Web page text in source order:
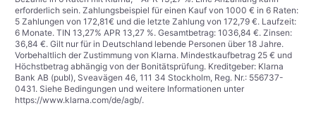
erforderlich sein. Zahlungsbeispiel für einen Kauf von 1000 € in 6 Raten:
5 Zahlungen von 172,81€ und die letzte Zahlung von 172,79 €. Laufzeit:
6 Monate. TIN 13,27% APR 13,27 %. Gesamtbetrag: 1036,84 €. Zinsen:
36,84 €. Gilt nur für in Deutschland lebende Personen über 18 Jahre.
Vorbehaltlich der Zustimmung von Klarna. Mindestkaufbetrag 25 € und
Höchstbetrag abhängig von der Bonitätsprüfung. Kreditgeber: Klarna
Bank AB (publ), Sveavägen 46, 111 34 Stockholm, Reg. Nr.: 556737-
0431. Siehe Bedingungen und weitere Informationen unter
https://www.klarna.com/de/agb/.